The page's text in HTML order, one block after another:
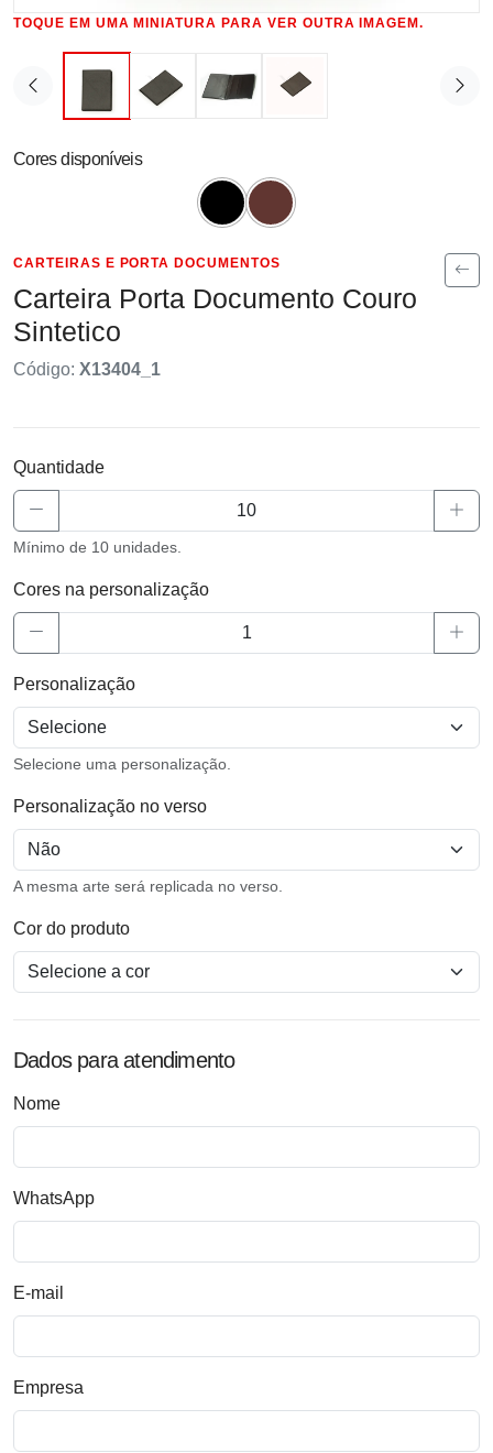
TOQUE EM UMA MINIATURA PARA VER OUTRA IMAGEM.
Cores disponíveis
CARTEIRAS E PORTA DOCUMENTOS
Carteira Porta Documento Couro
Sintetico
Código: X13404_1
Quantidade
Mínimo de 10 unidades.
Cores na personalização
Personalização
Selecione uma personalização.
Personalização no verso
A mesma arte será replicada no verso.
Cor do produto
Dados para atendimento
Nome
WhatsApp
E-mail
Empresa